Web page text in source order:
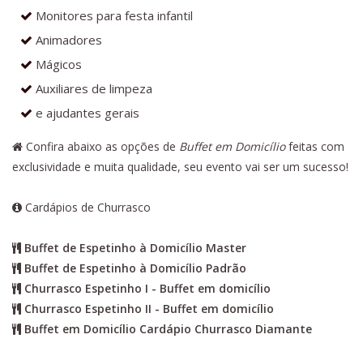
Monitores para festa infantil
Animadores
Mágicos
Auxiliares de limpeza
e ajudantes gerais
Confira abaixo as opções de Buffet em Domicíliofeitas com
exclusividade e muita qualidade, seu evento vai ser um sucesso!
Cardápios de Churrasco
Buffet de Espetinho à Domicílio Master
Buffet de Espetinho à Domicílio Padrão
Churrasco Espetinho I - Buffet em domicílio
Churrasco Espetinho II - Buffet em domicílio
Buffet em Domicílio Cardápio Churrasco Diamante